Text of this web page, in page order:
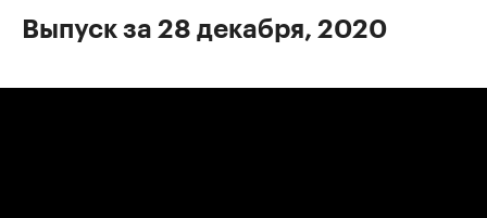
Выпуск за 28 декабря, 2020